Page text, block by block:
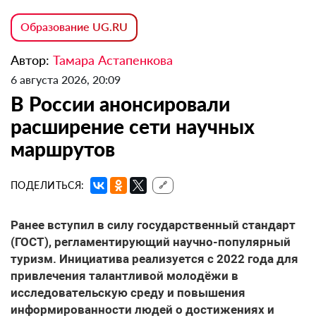
Образование UG.RU
Автор: Тамара Астапенкова
6 августа 2026, 20:09
В России анонсировали
расширение сети научных
маршрутов
ПОДЕЛИТЬСЯ: 🔗
Ранее вступил в силу государственный стандарт
(ГОСТ), регламентирующий научно-популярный
туризм. Инициатива реализуется с 2022 года для
привлечения талантливой молодёжи в
исследовательскую среду и повышения
информированности людей о достижениях и